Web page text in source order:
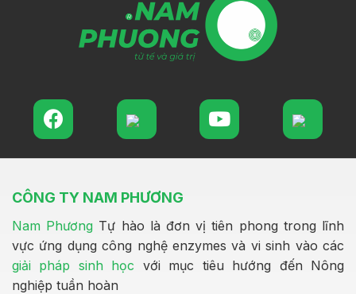
CÔNG TY NAM PHƯƠNG
Nam Phương Tự hào là đơn vị tiên phong trong lĩnh
vực ứng dụng công nghệ enzymes và vi sinh vào các
giải pháp sinh học với mục tiêu hướng đến Nông
nghiệp tuần hoàn